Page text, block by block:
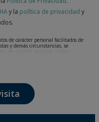
y la política de privacidad y
de carácter personal facilitados de
y demás circunstancias, se
de carácter personal, si bien,
de la relación establecida, la
confidenciales y serán
todos los requisitos que obliga
de 27 de abril de 2016. Los